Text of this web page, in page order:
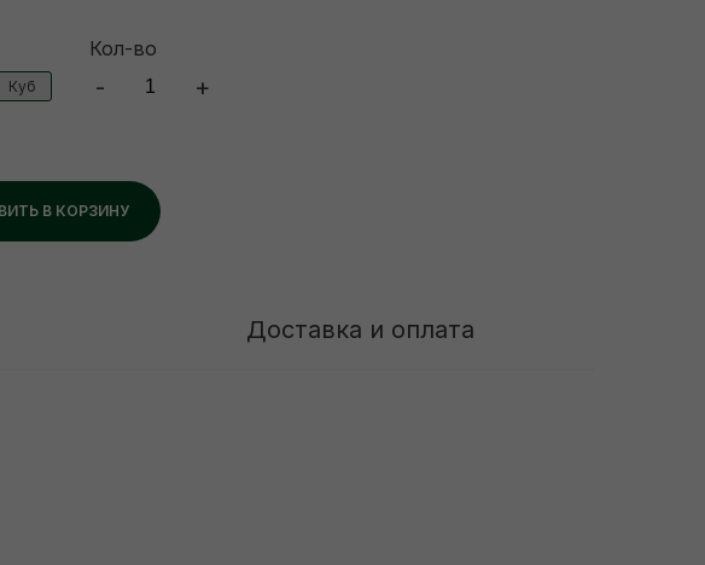
В КОРЗИНУ
Куб
Кол-во
- +
Доставка и оплата